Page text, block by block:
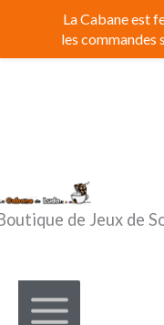
contenu
de Jeux de
La Cabane est
les commandes